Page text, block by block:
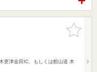
お気に入
りに追加
更津金田IC、もしくは館山道 木